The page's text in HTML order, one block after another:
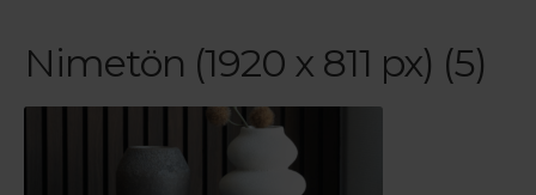
Kassa
Jenkkisängyn ostajan opas
Nimetön (1920 x 811 px) (5)